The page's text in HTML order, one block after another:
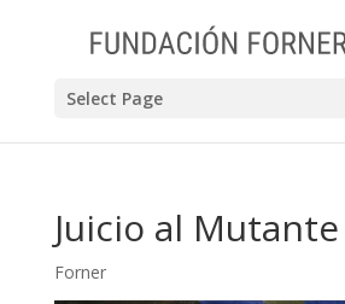
Select Page
Juicio al Mutante
Forner